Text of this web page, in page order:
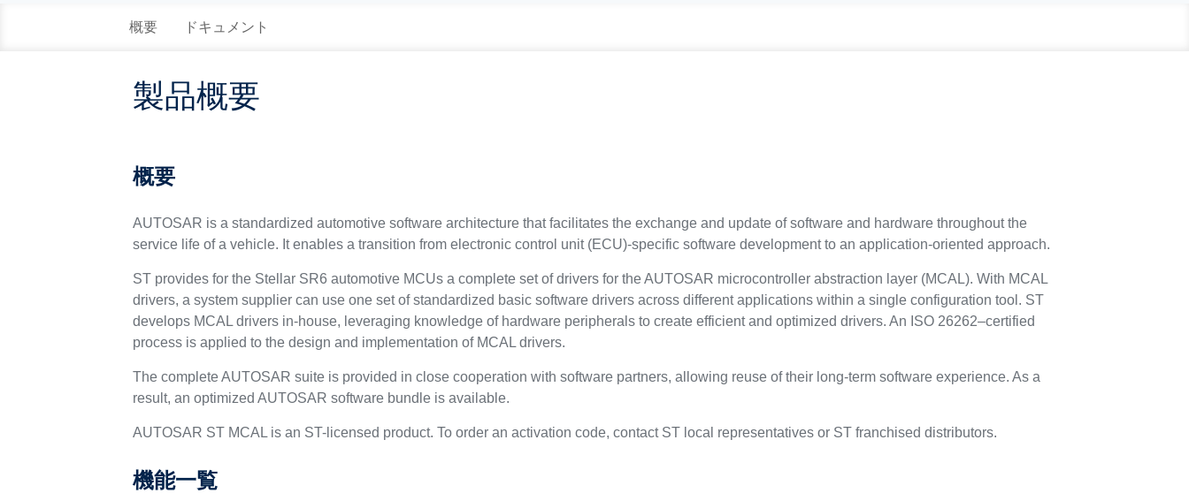
概要 ドキュメント
製品概要
概要
AUTOSAR is a standardized automotive software architecture that facilitates the exchange and update of software and hardware throughout the
service life of a vehicle. It enables a transition from electronic control unit (ECU)-specific software development to an application-oriented approach.
ST provides for the Stellar SR6 automotive MCUs a complete set of drivers for the AUTOSAR microcontroller abstraction layer (MCAL). With MCAL
drivers, a system supplier can use one set of standardized basic software drivers across different applications within a single configuration tool. ST
develops MCAL drivers in-house, leveraging knowledge of hardware peripherals to create efficient and optimized drivers. An ISO 26262–certified
process is applied to the design and implementation of MCAL drivers.
The complete AUTOSAR suite is provided in close cooperation with software partners, allowing reuse of their long-term software experience. As a
result, an optimized AUTOSAR software bundle is available.
AUTOSAR ST MCAL is an ST-licensed product. To order an activation code, contact ST local representatives or ST franchised distributors.
機能一覧